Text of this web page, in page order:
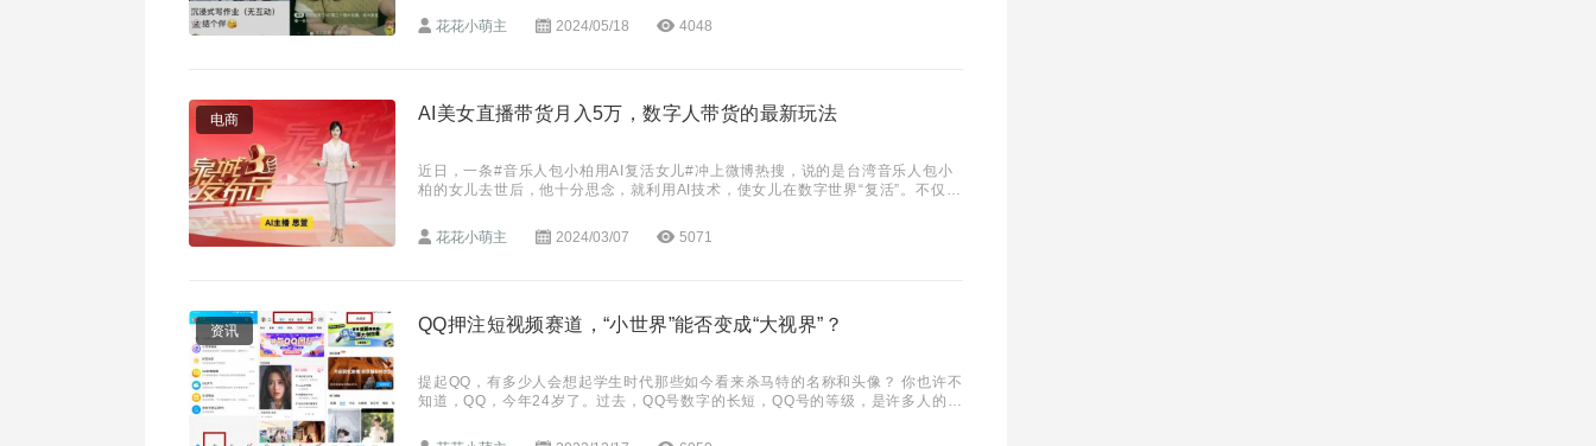
花花小萌主
2024/05/18 4048
电商 AI美女直播带货月入5万，数字人带货的最新玩法
近日，一条#音乐人包小柏用AI复活女儿#冲上微博热搜，说的是台湾音乐人包小
柏的女儿去世后，他十分思念，就利用AI技术，使女儿在数字世界“复活”。不仅可
花花小萌主
2024/03/07 5071
资讯 QQ押注短视频赛道，“小世界”能否变成“大视界”？
提起QQ，有多少人会想起学生时代那些如今看来杀马特的名称和头像？ 你也许不
知道，QQ，今年24岁了。过去，QQ号数字的长短，QQ号的等级，是许多人的荣